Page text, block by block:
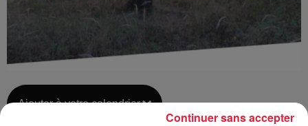
Ajouter à votre calendrier
Continuer sans accepter